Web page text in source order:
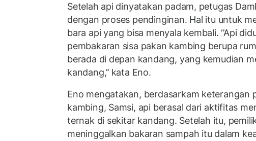
Setelah api dinyatakan padam, petugas
dengan proses pendinginan. Hal itu untuk
bara api yang bisa menyala kembali. ‘’Api
pembakaran sisa pakan kambing berupa
berada di depan kandang, yang kemudian
kandang,’’ kata Eno.
Eno mengatakan, berdasarkam keterangan
kambing, Samsi, api berasal dari aktifitas
ternak di sekitar kandang. Setelah itu,
meninggalkan bakaran sampah itu dalam